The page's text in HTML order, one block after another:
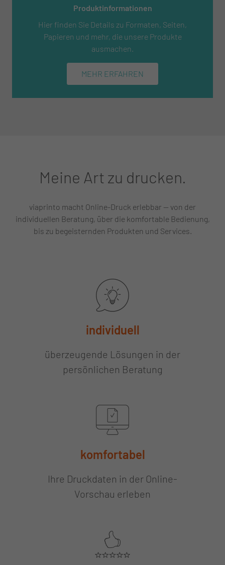
Produktinformationen
Hier finden Sie Details zu Formaten, Seiten,
Papieren und mehr, die unsere Produkte
ausmachen.
MEHR ERFAHREN
Meine Art zu drucken.
viaprinto macht Online-Druck erlebbar — von der
individuellen Beratung, über die komfortable Bedienung,
bis zu begeisternden Produkten und Services.
individuell
überzeugende Lösungen in der
persönlichen Beratung
komfortabel
Ihre Druckdaten in der Online-
Vorschau erleben